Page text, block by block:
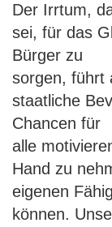
Der Irrtum,
sei, für das
Bürger zu
sorgen, führt
staatliche
Chancen für
alle
Hand zu
eigenen
können.